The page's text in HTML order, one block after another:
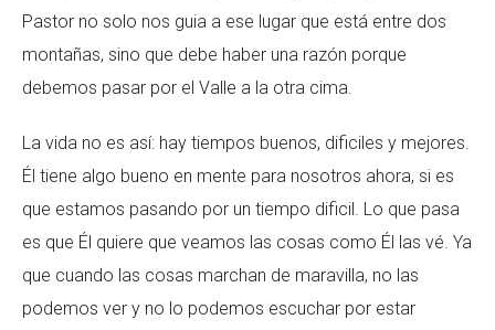
Pastor no solo nos guia a ese lugar que está entre dos
montañas, sino que debe haber una razón porque
debemos pasar por el Valle a la otra cima.
La vida no es así: hay tiempos buenos, dificiles y mejores.
Él tiene algo bueno en mente para nosotros ahora, si es
que estamos pasando por un tiempo dificil. Lo que pasa
es que Él quiere que veamos las cosas como Él las vé. Ya
que cuando las cosas marchan de maravilla, no las
podemos ver y no lo podemos escuchar por estar